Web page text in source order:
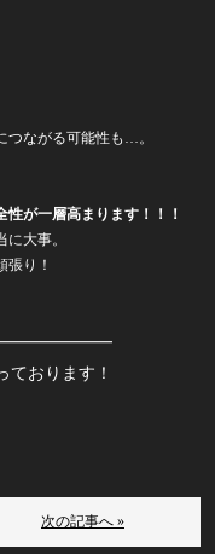
つながる可能性も…。
性が一層高まります！！！
大事。
張り！
ております！
次の記事へ »